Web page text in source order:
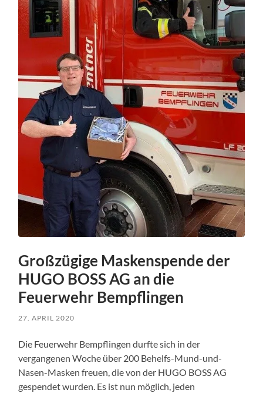
Großzügige Maskenspende der
HUGO BOSS AG an die
Feuerwehr Bempflingen
27. APRIL 2020
Die Feuerwehr Bempflingen durfte sich in der
vergangenen Woche über 200 Behelfs-Mund-und-
Nasen-Masken freuen, die von der HUGO BOSS AG
gespendet wurden. Es ist nun möglich, jeden